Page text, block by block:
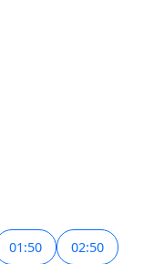
01:50 02:50